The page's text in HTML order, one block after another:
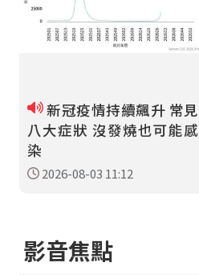
新冠疫情持續飆升 常見
八大症狀 沒發燒也可能感
染
2026-08-03 11:12
影音焦點